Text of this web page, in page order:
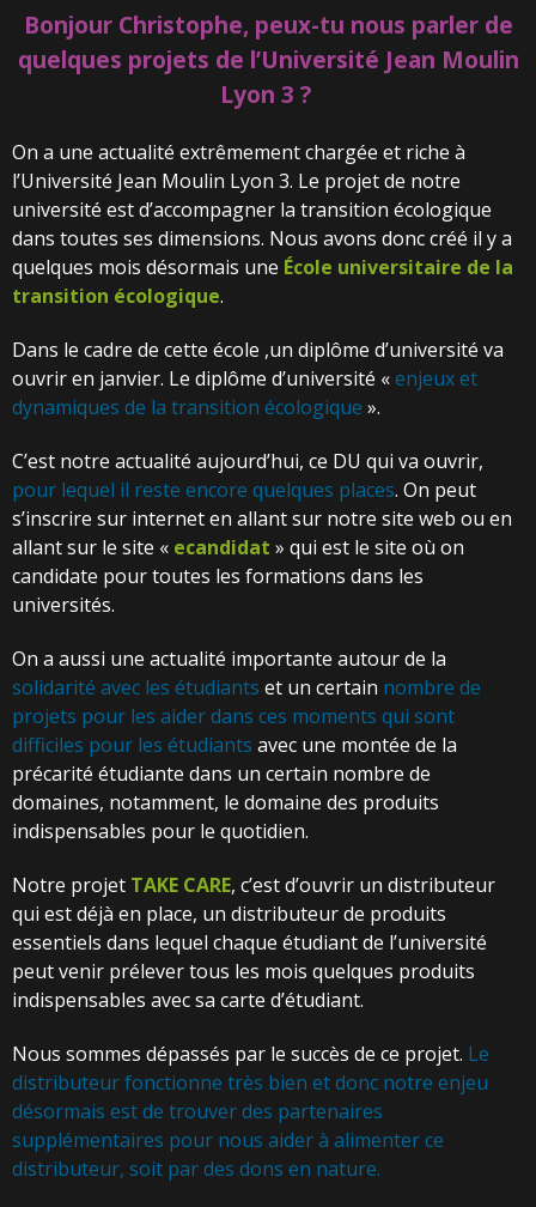
Bonjour Christophe, peux-tu nous parler de
quelques projets de l’Université Jean Moulin
Lyon 3 ?
On a une actualité extrêmement chargée et riche à
l’Université Jean Moulin Lyon 3. Le projet de notre
université est d’accompagner la transition écologique
dans toutes ses dimensions. Nous avons donc créé il y a
quelques mois désormais une École universitaire de la
transition écologique.
Dans le cadre de cette école ,un diplôme d’université va
ouvrir en janvier. Le diplôme d’université «enjeux et
dynamiques de la transition écologique ».
C’est notre actualité aujourd’hui, ce DU qui va ouvrir,
pour lequel il reste encore quelques places. On peut
s’inscrire sur internet en allant sur notre site web ou en
allant sur le site « ecandidat » qui est le site où on
candidate pour toutes les formations dans les
universités.
On a aussi une actualité importante autour de la
solidarité avec les étudiants et un certain nombre de
projets pour les aider dans ces moments qui sont
difficiles pour les étudiants avec une montée de la
précarité étudiante dans un certain nombre de
domaines, notamment, le domaine des produits
indispensables pour le quotidien.
Notre projet TAKE CARE, c’est d’ouvrir un distributeur
qui est déjà en place, un distributeur de produits
essentiels dans lequel chaque étudiant de l’université
peut venir prélever tous les mois quelques produits
indispensables avec sa carte d’étudiant.
Nous sommes dépassés par le succès de ce projet. Le
distributeur fonctionne très bien et donc notre enjeu
désormais est de trouver des partenaires
supplémentaires pour nous aider à alimenter ce
distributeur, soit par des dons en nature.